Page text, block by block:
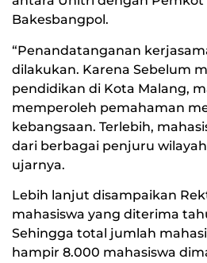
Bakesbangpol.
“Penandatanganan
dilakukan. Karena Sebelum
pendidikan di Kota Malang,
memperoleh pemahaman
kebangsaan. Terlebih,
dari berbagai penjuru wilayah
ujarnya.
Lebih lanjut disampaikan
mahasiswa yang diterima
Sehingga total jumlah
hampir 8.000 mahasiswa